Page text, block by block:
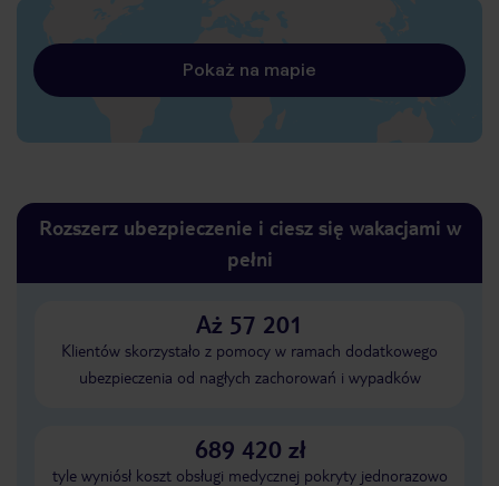
Pokaż na mapie
Rozszerz ubezpieczenie i ciesz się wakacjami w
pełni
Aż 57 201
Klientów skorzystało z pomocy w ramach dodatkowego
ubezpieczenia od nagłych zachorowań i wypadków
689 420 zł
tyle wyniósł koszt obsługi medycznej pokryty jednorazowo